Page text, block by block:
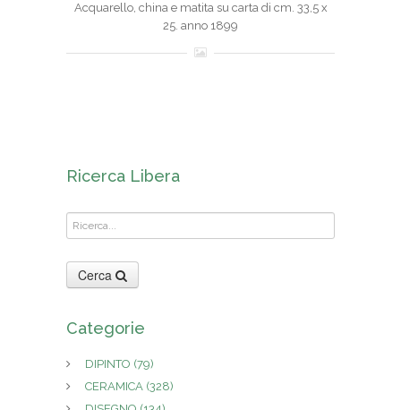
Acquarello, china e matita su carta di cm. 33,5 x
25. anno 1899
Ricerca Libera
Cerca
Categorie
DIPINTO (79)
CERAMICA (328)